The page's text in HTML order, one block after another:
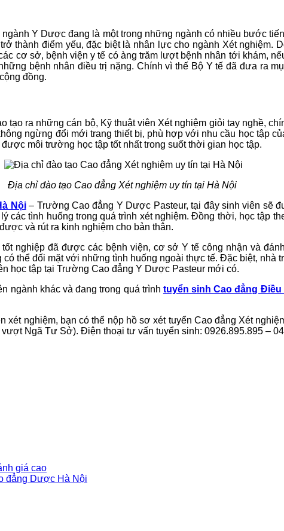
Y Dược đang là một trong những ngành có nhiều bước
thành điểm yếu, đặc biệt là nhân lực cho ngành Xét nghiệm.
cơ sở, bệnh viện y tế có àng trăm lượt bệnh nhân tới khám,
bệnh nhân điều trị nặng. Chính vì thế Bộ Y tế đã đưa ra
đồng.
ra những cán bộ, Kỹ thuật viên Xét nghiệm giỏi tay nghề,
ngừng đổi mới trang thiết bị, phù hợp với nhu cầu học tập
môi trường học tập tốt nhất trong suốt thời gian học tập.
Địa chỉ đào tạo Cao đẳng Xét nghiệm uy tín tại Hà Nội
Nội– Trường Cao đẳng Y Dược Pasteur, tại đây sinh viên sẽ
tình huống trong quá trình xét nghiệm. Đồng thời, học tập
và rút ra kinh nghiệm cho bản thân.
nghiệp đã được các bệnh viện, cơ sở Y tế công nhận và
thể đối mặt với những tình huống ngoài thực tế. Đặc biệt,
học tập tại Trường Cao đẳng Y Dược Pasteur mới có.
ngành khác và đang trong quá trình tuyển sinh Cao đẳng
xét nghiệm, bạn có thể nộp hồ sơ xét tuyển Cao đẳng Xét
Ngã Tư Sở). Điện thoại tư vấn tuyển sinh: 0926.895.895 –
giá cao
đẳng Dược Hà Nội